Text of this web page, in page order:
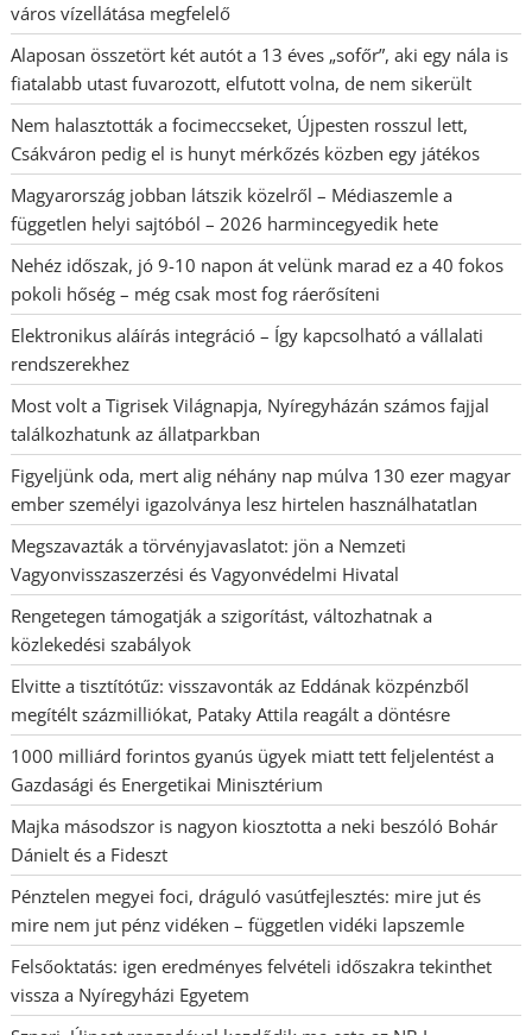
város vízellátása megfelelő
Alaposan összetört két autót a 13 éves „sofőr”, aki egy nála is
fiatalabb utast fuvarozott, elfutott volna, de nem sikerült
Nem halasztották a focimeccseket, Újpesten rosszul lett,
Csákváron pedig el is hunyt mérkőzés közben egy játékos
Magyarország jobban látszik közelről – Médiaszemle a
független helyi sajtóból – 2026 harmincegyedik hete
Nehéz időszak, jó 9-10 napon át velünk marad ez a 40 fokos
pokoli hőség – még csak most fog ráerősíteni
Elektronikus aláírás integráció – Így kapcsolható a vállalati
rendszerekhez
Most volt a Tigrisek Világnapja, Nyíregyházán számos fajjal
találkozhatunk az állatparkban
Figyeljünk oda, mert alig néhány nap múlva 130 ezer magyar
ember személyi igazolványa lesz hirtelen használhatatlan
Megszavazták a törvényjavaslatot: jön a Nemzeti
Vagyonvisszaszerzési és Vagyonvédelmi Hivatal
Rengetegen támogatják a szigorítást, változhatnak a
közlekedési szabályok
Elvitte a tisztítótűz: visszavonták az Eddának közpénzből
megítélt százmilliókat, Pataky Attila reagált a döntésre
1000 milliárd forintos gyanús ügyek miatt tett feljelentést a
Gazdasági és Energetikai Minisztérium
Majka másodszor is nagyon kiosztotta a neki beszóló Bohár
Dánielt és a Fideszt
Pénztelen megyei foci, dráguló vasútfejlesztés: mire jut és
mire nem jut pénz vidéken – független vidéki lapszemle
Felsőoktatás: igen eredményes felvételi időszakra tekinthet
vissza a Nyíregyházi Egyetem